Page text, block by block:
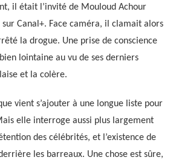
il était l’invité de Mouloud Achour
sur Canal+. Face caméra, il clamait alors
la drogue. Une prise de conscience
lointaine au vu de ses derniers
et la colère.
vient s’ajouter à une longue liste pour
elle interroge aussi plus largement
des célébrités, et l’existence de
les barreaux. Une chose est sûre,